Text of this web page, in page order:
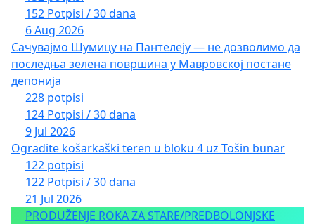
152 Potpisi / 30 dana
6 Aug 2026
Сачувајмо Шумицу на Пантелеју — не дозволимо да
последња зелена површина у Мавровској постане
депонија
228 potpisi
124 Potpisi / 30 dana
9 Jul 2026
Ogradite košarkaški teren u bloku 4 uz Tošin bunar
122 potpisi
122 Potpisi / 30 dana
21 Jul 2026
PRODUŽENJE ROKA ZA STARE/PREDBOLONJSKE